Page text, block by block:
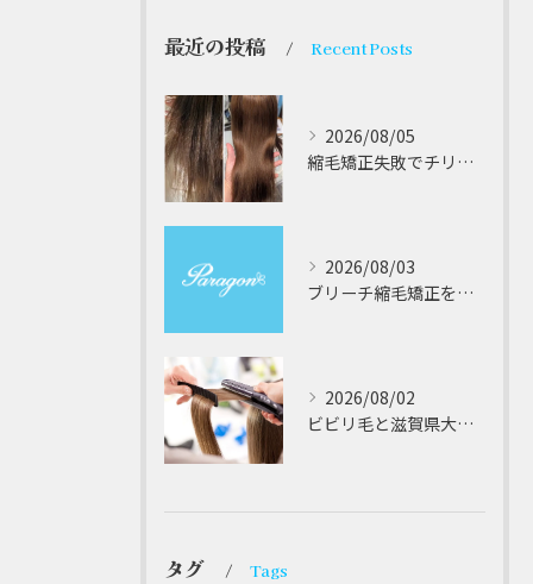
最近の投稿 Recent Posts
2026/08/05
縮毛矯正失敗でチリチリジリジリの髪をビビり直し専門が丁寧に修復する方法解説
2026/08/03
ブリーチ縮毛矯正を安全に受けるための大阪府対応サロン選びと髪質改善のポイント
2026/08/02
ビビリ毛と滋賀県大津市での他店縮毛矯正失敗をパラゴンヘアーが修復する徹底ガイド
タグ Tags